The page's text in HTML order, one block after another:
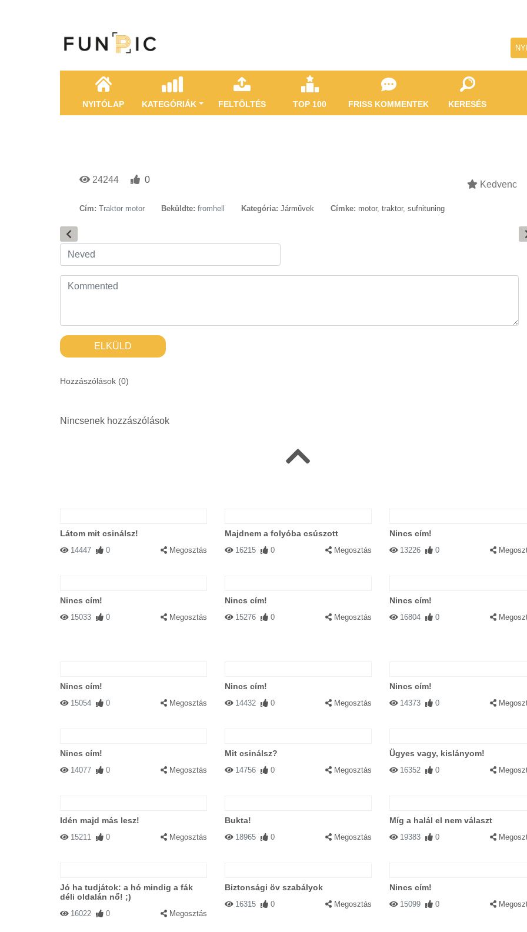
NYITÓLAP KATEGÓRIÁK FELTÖLTÉS TOP 100 FRISS KOMMENTEK KERESÉS
24244 0 Kedvenc
Cím: Traktor motor Beküldte: fromhell Kategória: Járművek Címke: motor, traktor, sufnituning
ELKÜLD
Hozzászólások (0)
Nincsenek hozzászólások
Látom mit csinálsz!
14447 0 Megosztás
Majdnem a folyóba csúszott
16215 0 Megosztás
Nincs cím!
13226 0
Nincs cím!
15033 0 Megosztás
Nincs cím!
15276 0 Megosztás
Nincs cím!
16804 0
Nincs cím!
15054 0 Megosztás
Nincs cím!
14432 0 Megosztás
Nincs cím!
14373 0
Nincs cím!
14077 0 Megosztás
Mit csinálsz?
14756 0 Megosztás
Ügyes vagy, kislányom!
16352 0
Idén majd más lesz!
15211 0 Megosztás
Bukta!
18965 0 Megosztás
Míg a halál el nem választ
19383 0
Jó ha tudjátok: a hó mindig a fák
déli oldalán nő! ;)
16022 0 Megosztás
Biztonsági öv szabályok
16315 0 Megosztás
Nincs cím!
15099 0